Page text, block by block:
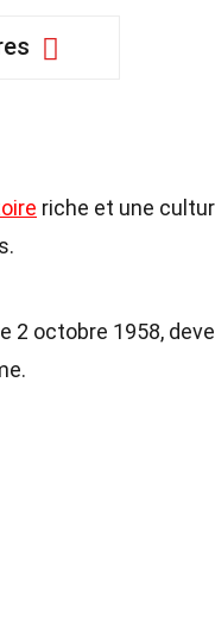
riche et une
le 2 octobre 1958,